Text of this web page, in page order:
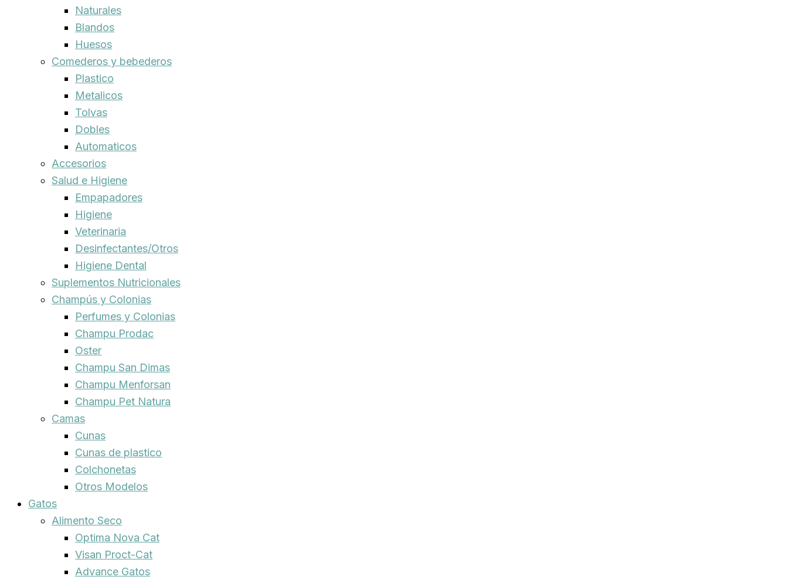
Naturales
Blandos
Huesos
Comederos y bebederos
Plastico
Metalicos
Tolvas
Dobles
Automaticos
Accesorios
Salud e Higiene
Empapadores
Higiene
Veterinaria
Desinfectantes/Otros
Higiene Dental
Suplementos Nutricionales
Champús y Colonias
Perfumes y Colonias
Champu Prodac
Oster
Champu San Dimas
Champu Menforsan
Champu Pet Natura
Camas
Cunas
Cunas de plastico
Colchonetas
Otros Modelos
Gatos
Alimento Seco
Optima Nova Cat
Visan Proct-Cat
Advance Gatos